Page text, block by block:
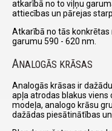
atkarībā no to viļņu
attiecības un pārejas
Atkarībā no tās konkrētas
garumu 590 - 620 nm.
ANALOGĀS KRĀSAS
Analogās krāsas ir
apļa atrodas blakus
modeļa, analogo krāsu
dažādas piesātinātības